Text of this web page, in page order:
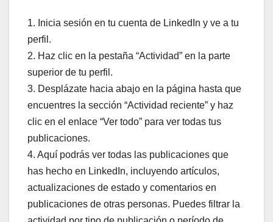
1. Inicia sesión en tu cuenta de LinkedIn y ve a tu
perfil.
2. Haz clic en la pestaña “Actividad” en la parte
superior de tu perfil.
3. Desplázate hacia abajo en la página hasta que
encuentres la sección “Actividad reciente” y haz
clic en el enlace “Ver todo” para ver todas tus
publicaciones.
4. Aquí podrás ver todas las publicaciones que
has hecho en LinkedIn, incluyendo artículos,
actualizaciones de estado y comentarios en
publicaciones de otras personas. Puedes filtrar la